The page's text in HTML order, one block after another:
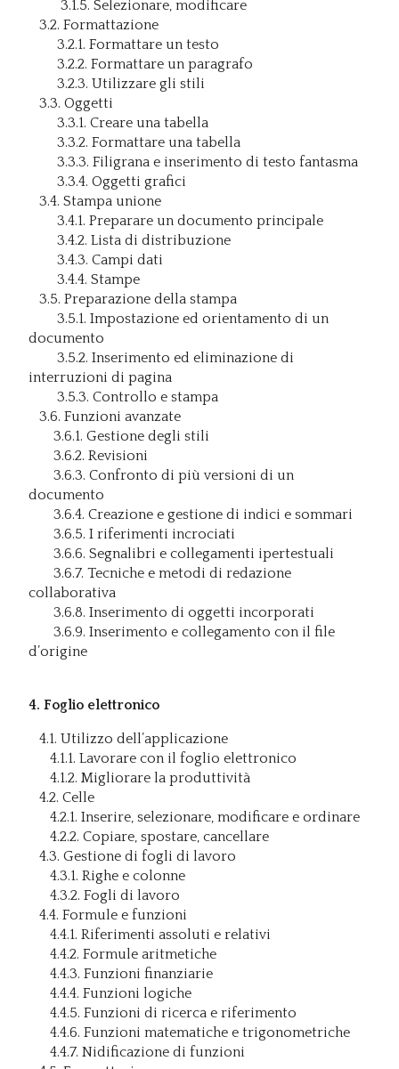
3.1.5. Selezionare, modificare
3.2. Formattazione
3.2.1. Formattare un testo
3.2.2. Formattare un paragrafo
3.2.3. Utilizzare gli stili
3.3. Oggetti
3.3.1. Creare una tabella
3.3.2. Formattare una tabella
3.3.3. Filigrana e inserimento di testo fantasma
3.3.4. Oggetti grafici
3.4. Stampa unione
3.4.1. Preparare un documento principale
3.4.2. Lista di distribuzione
3.4.3. Campi dati
3.4.4. Stampe
3.5. Preparazione della stampa
3.5.1. Impostazione ed orientamento di un
documento
3.5.2. Inserimento ed eliminazione di
interruzioni di pagina
3.5.3. Controllo e stampa
3.6. Funzioni avanzate
3.6.1. Gestione degli stili
3.6.2. Revisioni
3.6.3. Confronto di più versioni di un
documento
3.6.4. Creazione e gestione di indici e sommari
3.6.5. I riferimenti incrociati
3.6.6. Segnalibri e collegamenti ipertestuali
3.6.7. Tecniche e metodi di redazione
collaborativa
3.6.8. Inserimento di oggetti incorporati
3.6.9. Inserimento e collegamento con il file
d’origine
4. Foglio elettronico
4.1. Utilizzo dell’applicazione
4.1.1. Lavorare con il foglio elettronico
4.1.2. Migliorare la produttività
4.2. Celle
4.2.1. Inserire, selezionare, modificare e ordinare
4.2.2. Copiare, spostare, cancellare
4.3. Gestione di fogli di lavoro
4.3.1. Righe e colonne
4.3.2. Fogli di lavoro
4.4. Formule e funzioni
4.4.1. Riferimenti assoluti e relativi
4.4.2. Formule aritmetiche
4.4.3. Funzioni finanziarie
4.4.4. Funzioni logiche
4.4.5. Funzioni di ricerca e riferimento
4.4.6. Funzioni matematiche e trigonometriche
4.4.7. Nidificazione di funzioni